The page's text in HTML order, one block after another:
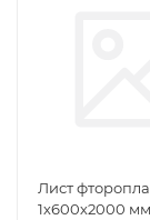
Лист
1х600х2000